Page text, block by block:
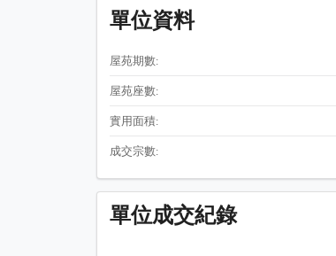
單位資料
屋苑期數:
屋苑座數:
實用面積:
成交宗數:
單位成交紀錄